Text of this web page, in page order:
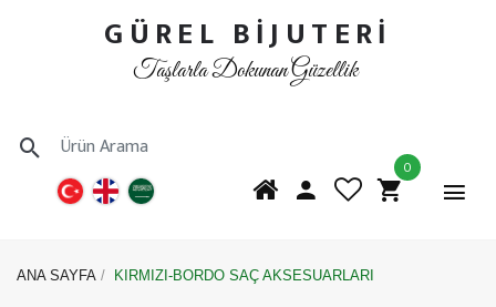
GÜREL BİJUTERİ
Taşlarla Dokunan Güzellik
0
ANA SAYFA KIRMIZI-BORDO SAÇ AKSESUARLARI